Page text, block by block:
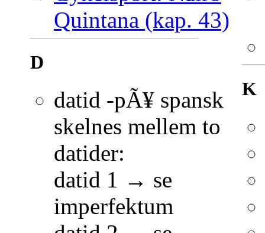
Quintana (kap. 43)
D
datid -pÃ¥ spansk
skelnes mellem to
datider:
datid 1 → se
imperfektum
K